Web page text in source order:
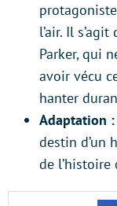
l’air. Il
Parker, qui
avoir vécu
hanter
Adaptation :
destin d’un
de